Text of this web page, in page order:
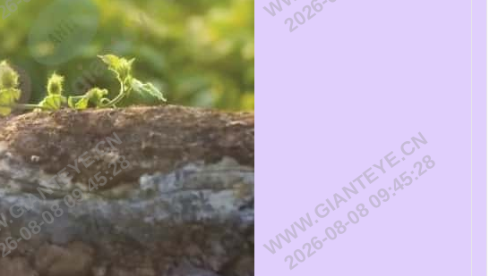
08 09:45:28 WWW.GIANTEYE.CN
2026-08-08 09:45:28